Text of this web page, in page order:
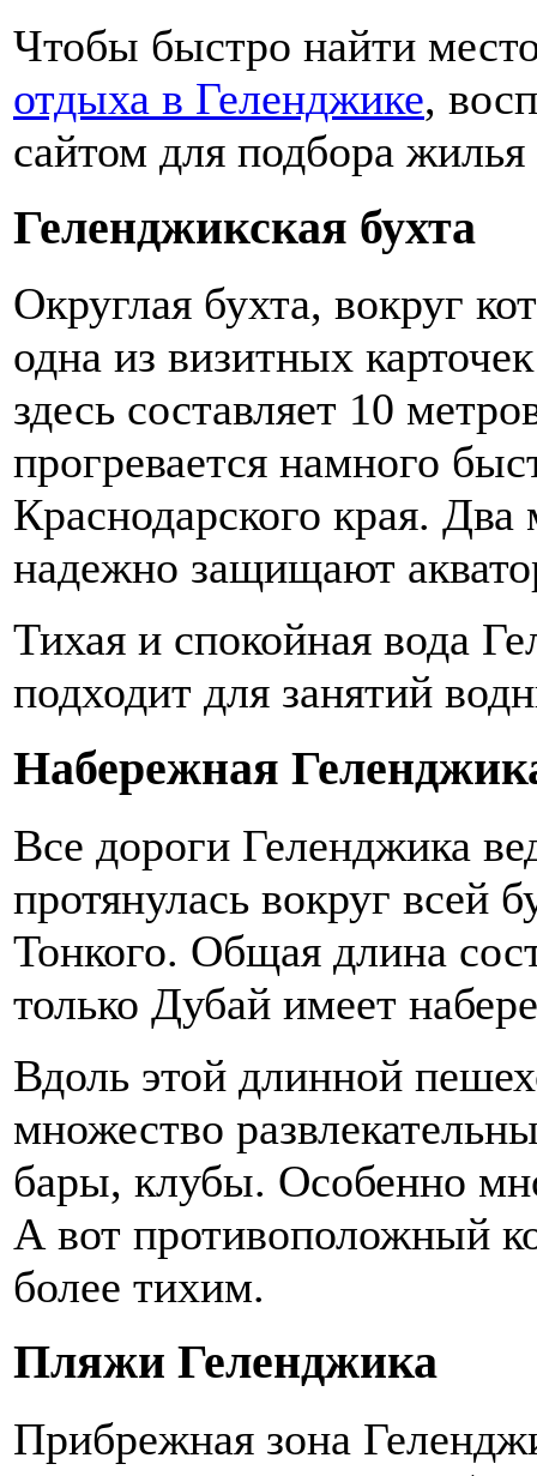
Чтобы быстро найти
отдыха в Геленджике,
сайтом для подбора
Геленджикская бухта
Округлая бухта, вокруг
одна из визитных
здесь составляет 10
прогревается намного
Краснодарского края.
надежно защищают
Тихая и спокойная вода
подходит для занятий
Набережная
Все дороги Геленджика
протянулась вокруг всей
Тонкого. Общая длина
только Дубай имеет
Вдоль этой длинной
множество
бары, клубы. Особенно
А вот противоположный
более тихим.
Пляжи Геленджика
Прибрежная зона